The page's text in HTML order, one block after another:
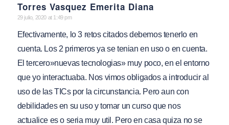
Torres Vasquez Emerita Diana
says:
29 julio, 2020 at 1:49 pm
Efectivamente, lo 3 retos citados debemos tenerlo en
cuenta. Los 2 primeros ya se tenian en uso o en cuenta.
El tercero»nuevas tecnologias» muy poco, en el entorno
que yo interactuaba. Nos vimos obligados a introducir al
uso de las TICs por la circunstancia. Pero aun con
debilidades en su uso y tomar un curso que nos
actualice es o seria muy util. Pero en casa quiza no se